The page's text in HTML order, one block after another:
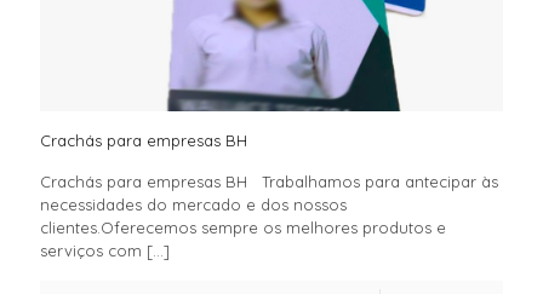
Crachás para empresas BH
Crachás para empresas BH Trabalhamos para antecipar às
necessidades do mercado e dos nossos
clientes.Oferecemos sempre os melhores produtos e
serviços com […]